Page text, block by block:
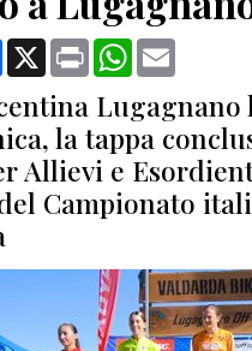
Facebook
X Print WhatsApp
Lugagnano
la tappa
Allievi e
Campionato